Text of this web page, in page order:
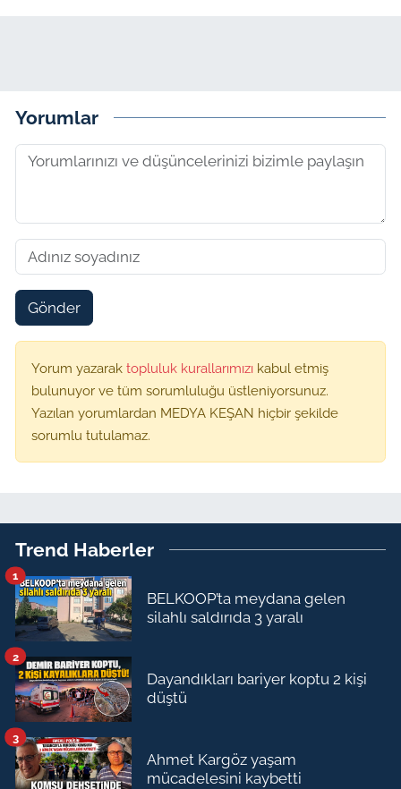
Yorumlar
Gönder
Yorum yazarak topluluk kurallarımızı kabul etmiş
bulunuyor ve tüm sorumluluğu üstleniyorsunuz.
Yazılan yorumlardan MEDYA KEŞAN hiçbir şekilde
sorumlu tutulamaz.
Trend Haberler
BELKOOP’ta meydana gelen
silahlı saldırıda 3 yaralı
1
Dayandıkları bariyer koptu 2 kişi
düştü
2
Ahmet Kargöz yaşam
mücadelesini kaybetti
3